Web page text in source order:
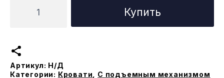
товара
Экстра
подъемным
Купить
Артикул: Н/Д
Категории: Кровати
С подъемным механизмом